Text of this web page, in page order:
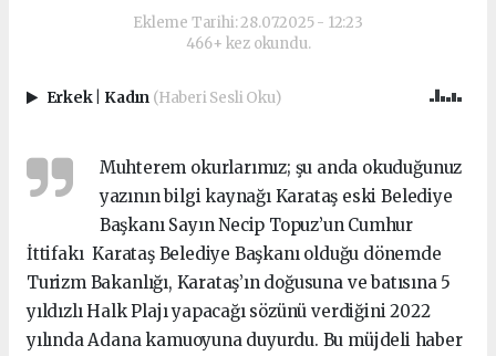
Ekleme Tarihi: 28.07.2025 - 12:23
466+ kez okundu.
Erkek Kadın (Haberi Sesli Oku)
Muhterem okurlarımız; şu anda okuduğunuz
yazının bilgi kaynağı Karataş eski Belediye
Başkanı Sayın Necip Topuz’un Cumhur
İttifakı Karataş Belediye Başkanı olduğu dönemde
Turizm Bakanlığı, Karataş’ın doğusuna ve batısına 5
yıldızlı Halk Plajı yapacağı sözünü verdiğini 2022
yılında Adana kamuoyuna duyurdu. Bu müjdeli haber